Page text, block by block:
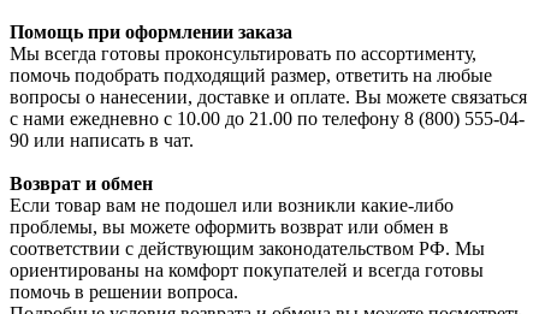
Помощь при оформлении заказа
Мы всегда готовы проконсультировать по ассортименту,
помочь подобрать подходящий размер, ответить на любые
вопросы о нанесении, доставке и оплате. Вы можете связаться
с нами ежедневно с 10.00 до 21.00 по телефону 8 (800) 555-04-
90 или написать в чат.
Возврат и обмен
Если товар вам не подошел или возникли какие-либо
проблемы, вы можете оформить возврат или обмен в
соответствии с действующим законодательством РФ. Мы
ориентированы на комфорт покупателей и всегда готовы
помочь в решении вопроса.